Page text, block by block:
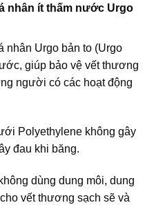
nhân ít thấm nước Urgo
nhân Urgo bản to (Urgo
giúp bảo vệ vết thương
người có các hoạt động
Polyethylene không gây
đau khi băng.
dùng dung môi, dung
vết thương sạch sẽ và